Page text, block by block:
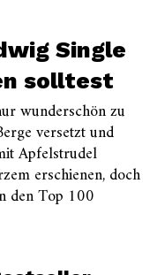
Single
solltest
wunderschön zu
versetzt und
Apfelstrudel
erschienen, doch
den Top 100